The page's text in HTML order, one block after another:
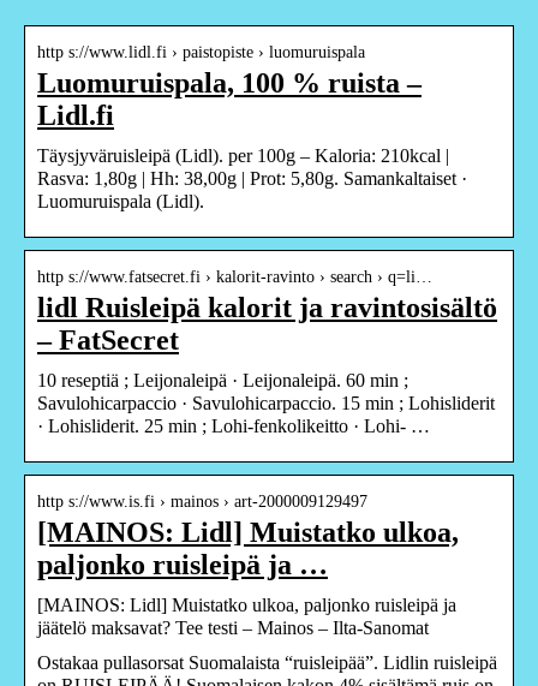
http s://www.lidl.fi › paistopiste › luomuruispala
Luomuruispala, 100 % ruista –
Lidl.fi
Täysjyväruisleipä (Lidl). per 100g – Kaloria: 210kcal |
Rasva: 1,80g | Hh: 38,00g | Prot: 5,80g. Samankaltaiset ·
Luomuruispala (Lidl).
http s://www.fatsecret.fi › kalorit-ravinto › search › q=li…
lidl Ruisleipä kalorit ja ravintosisältö
– FatSecret
10 reseptiä ; Leijonaleipä · Leijonaleipä. 60 min ;
Savulohicarpaccio · Savulohicarpaccio. 15 min ; Lohisliderit
· Lohisliderit. 25 min ; Lohi-fenkolikeitto · Lohi- …
http s://www.is.fi › mainos › art-2000009129497
[MAINOS: Lidl] Muistatko ulkoa,
paljonko ruisleipä ja …
[MAINOS: Lidl] Muistatko ulkoa, paljonko ruisleipä ja
jäätelö maksavat? Tee testi – Mainos – Ilta-Sanomat
Ostakaa pullasorsat Suomalaista “ruisleipää”. Lidlin ruisleipä